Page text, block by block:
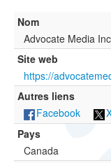
Recherche
avancée
EN
ES
?
Nom
Advocate Media
Site web
https://
Autres liens
Facebook
Pays
Canada